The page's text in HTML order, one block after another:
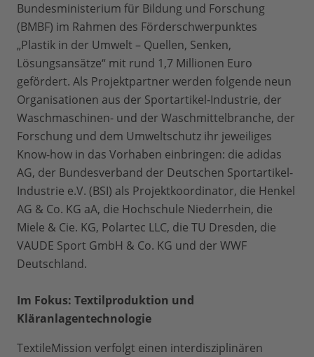
Bundesministerium für Bildung und Forschung
(BMBF) im Rahmen des Förderschwerpunktes
„Plastik in der Umwelt – Quellen, Senken,
Lösungsansätze“ mit rund 1,7 Millionen Euro
gefördert. Als Projektpartner werden folgende neun
Organisationen aus der Sportartikel-Industrie, der
Waschmaschinen- und der Waschmittelbranche, der
Forschung und dem Umweltschutz ihr jeweiliges
Know-how in das Vorhaben einbringen: die adidas
AG, der Bundesverband der Deutschen Sportartikel-
Industrie e.V. (BSI) als Projektkoordinator, die Henkel
AG & Co. KG aA, die Hochschule Niederrhein, die
Miele & Cie. KG, Polartec LLC, die TU Dresden, die
VAUDE Sport GmbH & Co. KG und der WWF
Deutschland.
Im Fokus: Textilproduktion und
Kläranlagentechnologie
TextileMission verfolgt einen interdisziplinären